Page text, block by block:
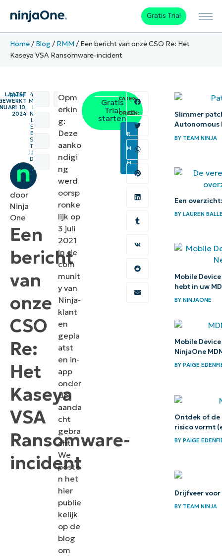
Gratis Trial
Home/Blog/RMM /Een bericht van onze CSO Re: Het
Kaseya VSA Ransomware-incident
RMM
/
LAATST
10,
2024
/
4
M
I
N
L
E
E
S
T
IJ
D
Een
bericht
van
onze
CSO
Re:
Het
Kaseya
VSA
Ransomware-
incident
door
Ninja
One
Opm
erkin
g:
Deze
aanko
ndigi
ng
werd
oorsp
ronke
lijk op
3 juli
2021
in de
com
munit
y van
Ninja-
klant
en
gepla
atst
en in-
app
onder
de
aanda
cht
gebra
cht.
We
poste
n het
hier
publie
kelijk
op de
blog
om
Gratis
Trial
starten
CATEG
ORIEËN:
R
M
M
Slimmer
Autonomous
BYTEAM NINJA
Een
BYLAUREN
Mobile
hebt in uw
BYNINJAONE
Mobile
NinjaOne
BYPAIGE
Ontdek of de
risico vormt
BYPAIGE
Drijfveer
BYTEAM NINJA